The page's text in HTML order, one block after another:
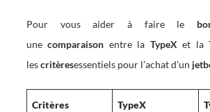
Pour vous aider à faire le
unecomparaison entre la TypeX et la
lescritèresessentiels pour l’achat d’un
Critères TypeX